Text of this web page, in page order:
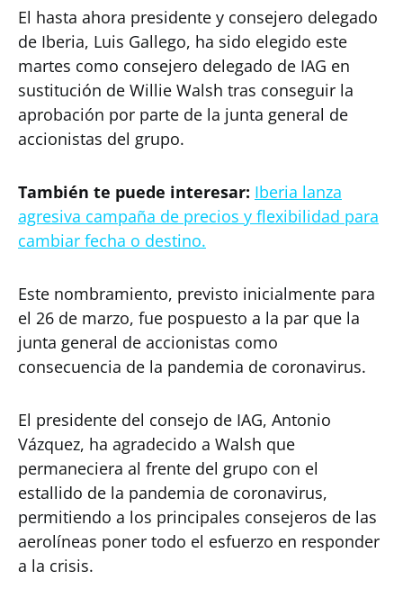
El hasta ahora presidente y consejero delegado
de Iberia, Luis Gallego, ha sido elegido este
martes como consejero delegado de IAG en
sustitución de Willie Walsh tras conseguir la
aprobación por parte de la junta general de
accionistas del grupo.
También te puede interesar: Iberia lanza
agresiva campaña de precios y flexibilidad para
cambiar fecha o destino.
Este nombramiento, previsto inicialmente para
el 26 de marzo, fue pospuesto a la par que la
junta general de accionistas como
consecuencia de la pandemia de coronavirus.
El presidente del consejo de IAG, Antonio
Vázquez, ha agradecido a Walsh que
permaneciera al frente del grupo con el
estallido de la pandemia de coronavirus,
permitiendo a los principales consejeros de las
aerolíneas poner todo el esfuerzo en responder
a la crisis.